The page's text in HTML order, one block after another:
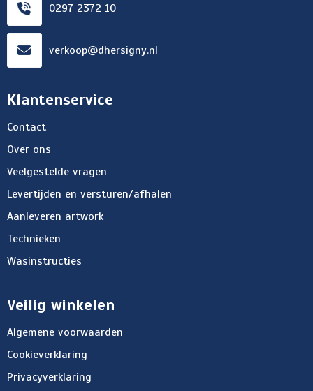
0297 2372 10
verkoop@dhersigny.nl
Klantenservice
Contact
Over ons
Veelgestelde vragen
Levertijden en versturen/afhalen
Aanleveren artwork
Technieken
Wasinstructies
Veilig winkelen
Algemene voorwaarden
Cookieverklaring
Privacyverklaring